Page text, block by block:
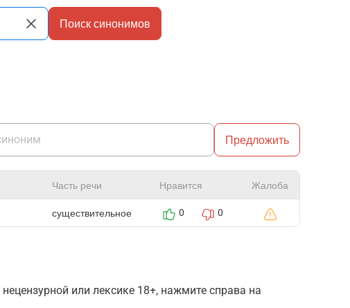
Поиск синонимов
Предложить
Часть речи Нравится Жалоба
существительное 0 0
или лексике 18+, нажмите справа на